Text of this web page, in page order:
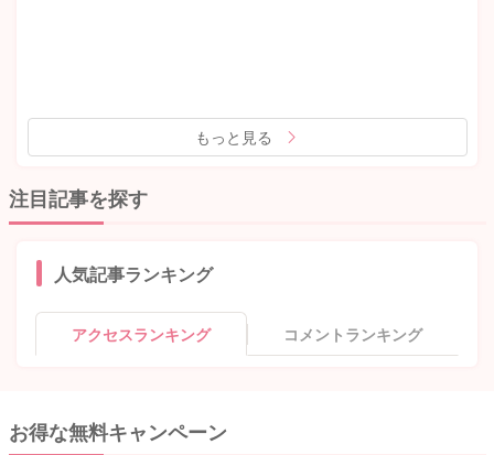
もっと見る
注目記事を探す
人気記事ランキング
アクセスランキング コメントランキング
お得な無料キャンペーン